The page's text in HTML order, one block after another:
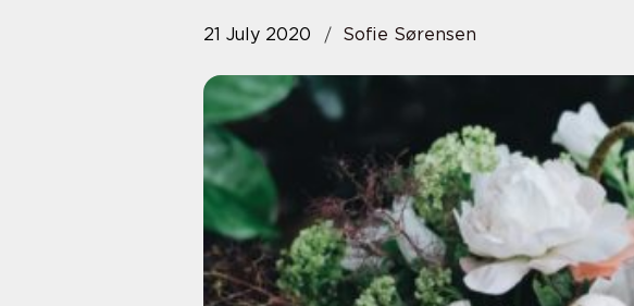
21 July 2020 Sofie Sørensen